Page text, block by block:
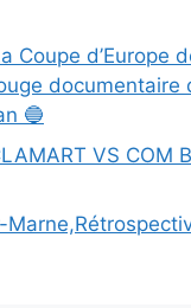
Coupe d’Europe
documentaire
🔵
VS COM